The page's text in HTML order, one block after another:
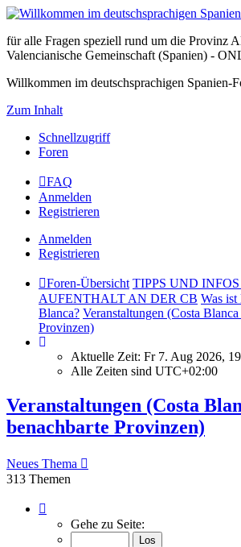
für alle Fragen speziell rund um die Provinz
Valencianische Gemeinschaft (Spanien) -
Willkommen im deutschsprachigen Spanien-
Zum Inhalt
Schnellzugriff
Foren
FAQ
Anmelden
Registrieren
Anmelden
Registrieren
Foren-Übersicht TIPPS UND
AUFENTHALT AN DER CB Was ist
Blanca? Veranstaltungen (Costa
Provinzen)
Aktuelle Zeit: Fr 7. Aug 2026,
Alle Zeiten sind UTC+02:00
Veranstaltungen (Costa
benachbarte Provinzen)
Neues Thema
313 Themen
von
Gehe zu Seite: